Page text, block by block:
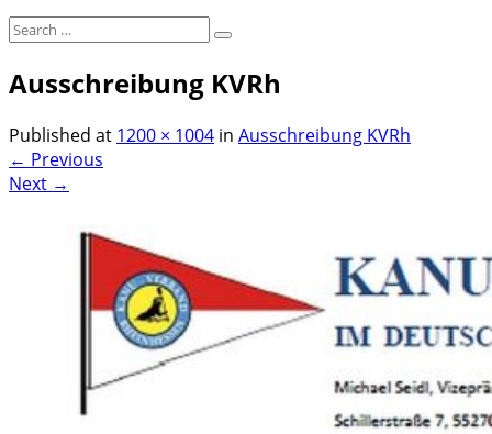
Ausschreibung KVRh
Published at 1200 × 1004 in Ausschreibung KVRh
← Previous
Next →